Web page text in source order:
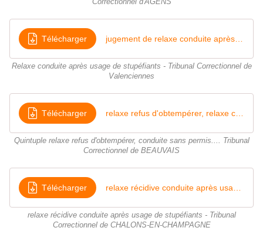
Correctionnel d'AGENS
Télécharger
Relaxe conduite après usage de stupéfiants - Tribunal Correctionnel de
Valenciennes
Télécharger
Quintuple relaxe refus d'obtempérer, conduite sans permis.... Tribunal
Correctionnel de BEAUVAIS
Télécharger
relaxe récidive conduite après usage de stupéfiants - Tribunal
Correctionnel de CHALONS-EN-CHAMPAGNE